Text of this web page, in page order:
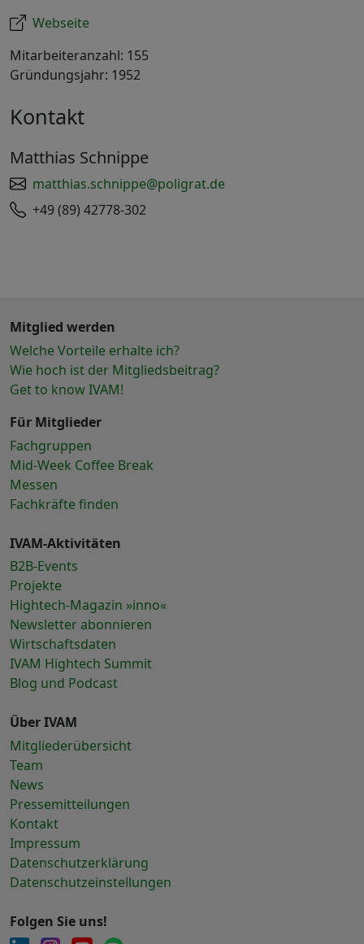
Webseite
Mitarbeiteranzahl: 155
Gründungsjahr: 1952
Kontakt
Matthias Schnippe
matthias.schnippe@poligrat.de
+49 (89) 42778-302
Mitglied werden
Welche Vorteile erhalte ich?
Wie hoch ist der Mitgliedsbeitrag?
Get to know IVAM!
Für Mitglieder
Fachgruppen
Mid-Week Coffee Break
Messen
Fachkräfte finden
IVAM-Aktivitäten
B2B-Events
Projekte
Hightech-Magazin »inno«
Newsletter abonnieren
Wirtschaftsdaten
IVAM Hightech Summit
Blog und Podcast
Über IVAM
Mitgliederübersicht
Team
News
Pressemitteilungen
Kontakt
Impressum
Datenschutzerklärung
Datenschutzeinstellungen
Folgen Sie uns!